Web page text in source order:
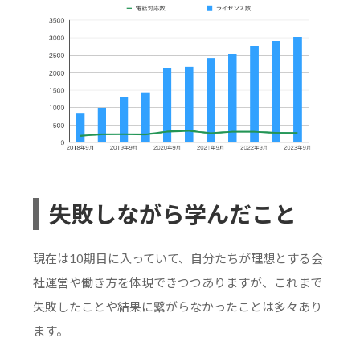
失敗しながら学んだこと
現在は10期目に入っていて、自分たちが理想とする会
社運営や働き方を体現できつつありますが、これまで
失敗したことや結果に繋がらなかったことは多々あり
ます。